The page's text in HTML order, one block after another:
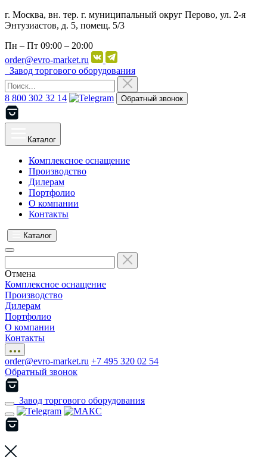
г. Москва, вн. тер. г. муниципальный округ Перово, ул. 2-я
Энтузиастов, д. 5, помещ. 5/3
Пн – Пт 09:00 – 20:00
order@evro-market.ru
Завод торгового оборудования
8 800 302 32 14 Обратный звонок
Каталог
Комплексное оснащение
Производство
Дилерам
Портфолио
О компании
Контакты
Каталог
Отмена
Комплексное оснащение
Производство
Дилерам
Портфолио
О компании
Контакты
order@evro-market.ru +7 495 320 02 54
Обратный звонок
Завод торгового оборудования